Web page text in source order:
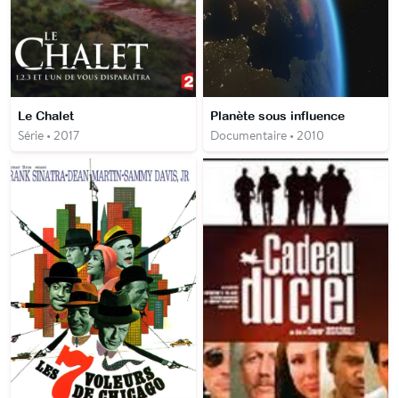
Le Chalet
Série • 2017
Planète sous influence
Documentaire • 2010